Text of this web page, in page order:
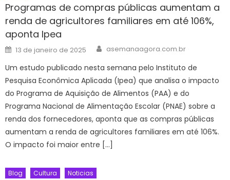
Programas de compras públicas aumentam a
renda de agricultores familiares em até 106%,
aponta Ipea
Posted
on
13 de janeiro de 2025 Author
asemanaagora.com.br
Um estudo publicado nesta semana pelo Instituto de
Pesquisa Econômica Aplicada (Ipea) que analisa o impacto
do Programa de Aquisição de Alimentos (PAA) e do
Programa Nacional de Alimentação Escolar (PNAE) sobre a
renda dos fornecedores, aponta que as compras públicas
aumentam a renda de agricultores familiares em até 106%.
O impacto foi maior entre […]
Blog Cultura Noticias